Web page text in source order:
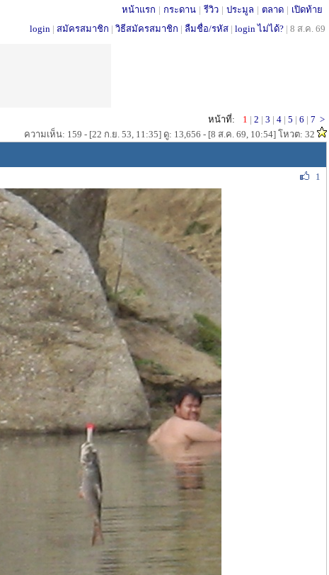
หน้าแรก | กระดาน | รีวิว | ประมูล | ตลาด | เปิดท้าย
login | สมัครสมาชิก | วิธีสมัครสมาชิก | ลืมชื่อ/รหัส | login ไม่ได้? | 8 ส.ค. 69
หน้าที่: 1 | 2 | 3 | 4 | 5 | 6 | 7 >
ความเห็น: 159 - [22 ก.ย. 53, 11:35] ดู: 13,656 - [8 ส.ค. 69, 10:54] โหวต: 32
1